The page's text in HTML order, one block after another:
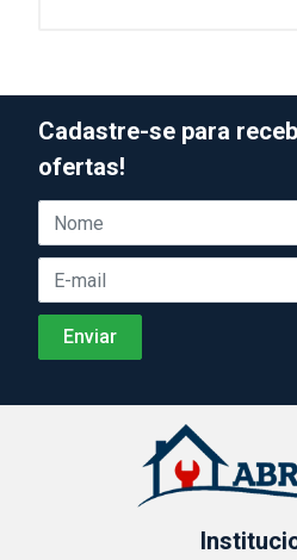
Cadastre-se para
ofertas!